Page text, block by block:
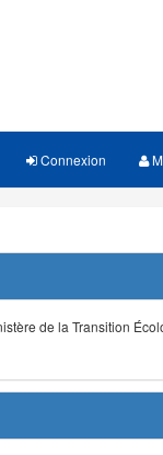
Connexion
de la Transition